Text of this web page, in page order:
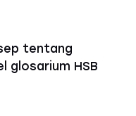
tentang
glosarium HSB